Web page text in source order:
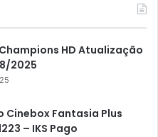
HD Atualização
2025
Fantasia Plus
– IKS Pago